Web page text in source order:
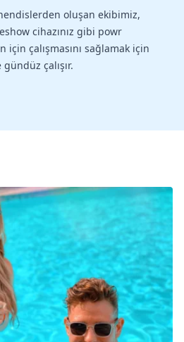
oluşan ekibimiz,
cihazınız gibi powr
için çalışmasını sağlamak için
gündüz çalışır.